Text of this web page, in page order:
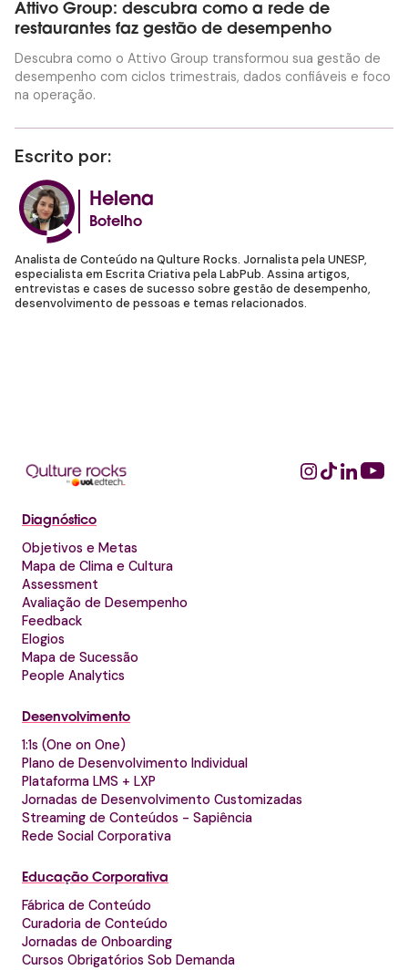
Attivo Group: descubra como a rede de
restaurantes faz gestão de desempenho
Descubra como o Attivo Group transformou sua gestão de
desempenho com ciclos trimestrais, dados confiáveis e foco
na operação.
Escrito por:
Helena
Botelho
Analista de Conteúdo na Qulture Rocks. Jornalista pela UNESP,
especialista em Escrita Criativa pela LabPub. Assina artigos,
entrevistas e cases de sucesso sobre gestão de desempenho,
desenvolvimento de pessoas e temas relacionados.
Diagnóstico
Objetivos e Metas
Mapa de Clima e Cultura
Assessment
Avaliação de Desempenho
Feedback
Elogios
Mapa de Sucessão
People Analytics
Desenvolvimento
1:1s (One on One)
Plano de Desenvolvimento Individual
Plataforma LMS + LXP
Jornadas de Desenvolvimento Customizadas
Streaming de Conteúdos - Sapiência
Rede Social Corporativa
Educação Corporativa
Fábrica de Conteúdo
Curadoria de Conteúdo
Jornadas de Onboarding
Cursos Obrigatórios Sob Demanda